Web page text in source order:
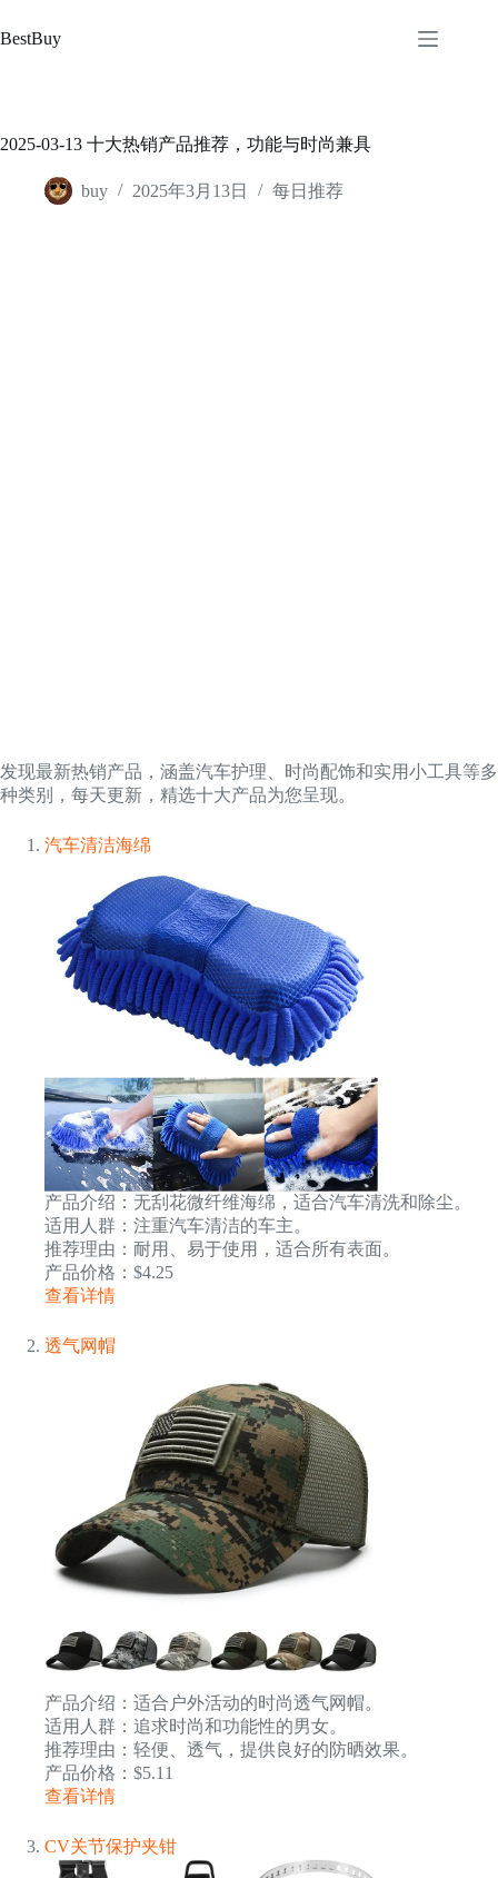
至
BestBuy
2025-03-13 十大热销产品推荐，功能与时尚兼具
buy 2025年3月13日 每日推荐
发现最新热销产品，涵盖汽车护理、时尚配饰和实用小工具等多
种类别，每天更新，精选十大产品为您呈现。
汽车清洁海绵
产品介绍：无刮花微纤维海绵，适合汽车清洗和除尘。
适用人群：注重汽车清洁的车主。
推荐理由：耐用、易于使用，适合所有表面。
产品价格：$4.25
查看详情
透气网帽
产品介绍：适合户外活动的时尚透气网帽。
适用人群：追求时尚和功能性的男女。
推荐理由：轻便、透气，提供良好的防晒效果。
产品价格：$5.11
查看详情
CV关节保护夹钳